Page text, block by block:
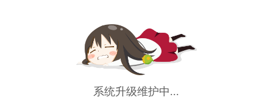
系统升级维护中...